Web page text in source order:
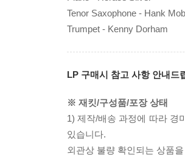
Tenor Saxophone - Hank
Trumpet - Kenny Dorham
LP 구매시 참고 사항 안내드
※ 재킷/구성품/포장 상태
1) 제작/배송 과정에 따라 경
있습니다.
외관상 불량 확인되는 상품